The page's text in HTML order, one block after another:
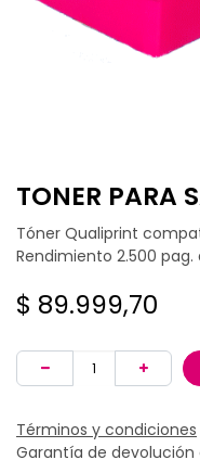
TONER PARA
Tóner Qualiprint
Rendimiento 2.500
$ 89.999,70
Términos y condiciones
Garantía de devolución